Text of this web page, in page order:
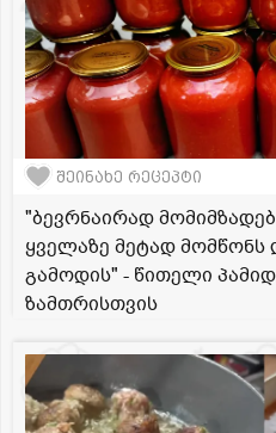
შეინახე რეცეპტი
"ბევრნაირად
ყველაზე მეტად
გამოდის" - წითელი
ზამთრისთვის